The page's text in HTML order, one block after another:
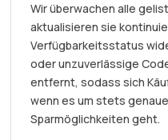
Wir überwachen alle
aktualisieren sie
Verfügbarkeitsstatus
oder unzuverlässige
entfernt, sodass sich
wenn es um stets
Sparmöglichkeiten geht.